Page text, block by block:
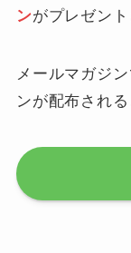
ンがプレゼント
メールマガジ
ンが配布され